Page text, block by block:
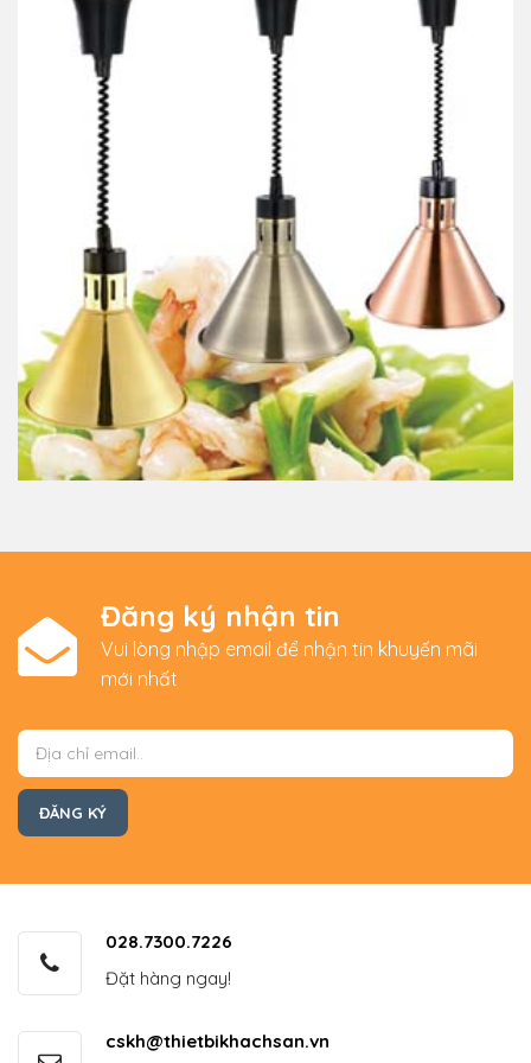
Đăng ký nhận tin
Vui lòng nhập email để nhận tin khuyến mãi
mới nhất
028.7300.7226
Đặt hàng ngay!
cskh@thietbikhachsan.vn